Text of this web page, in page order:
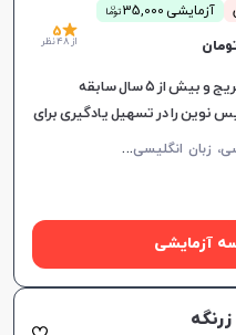
آزمایشی 35,000 توما
ن
5
از 48 نظر
مدرک بین‌المللی TESOL از دانشگاه کمبریج و بیش از ۵ سال سابقه
نوین را در تسهیل یادگیری برای
م
کالمه زبان انگلیسی، زبان انگلیسی عمومی، گرامر زبان انگلیسی، زبان انگلیسی آمریکایی، زبان انگلیسی هفتم دبیرستان، زبان انگلیسی هشتم دبیرستان، زبان انگلیسی نهم دبیرستان، زبان انگلیسی دهم دبیرستان، زبان انگلیسی یازدهم دبیرستان، زبان انگلیسی دوازدهم دبیرستان
آزمایشی